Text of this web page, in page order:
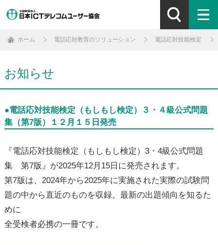
ホーム 電話応対教育のソリューション 電話応対技能検定
お知らせ
●電話応対技能検定（もしもし検定）３・４級公式問題
集（第7版）１２月１５日発売
『電話応対技能検定（もしもし検定）3・4級公式問題
集 第7版』が2025年12月15日に発売されます。
第7版は、2024年から2025年に実施された実際の試験問
題の中から直近のものを収録。最新の出題傾向を知るた
めに
全受検者必携の一冊です。